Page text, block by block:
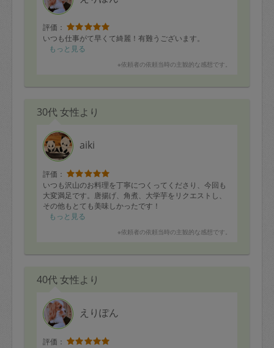
評価：
いつも仕事がて早くて綺麗！有難うございます。
もっと見る
※依頼者の依頼当時の主観的な感想です。
30代 女性より
aiki
評価：
いつも沢山のお料理を丁寧につくってくださり、今回も
大変満足です。唐揚げ、角煮、大学芋をリクエストし、
その他もとても美味しかったです！
もっと見る
※依頼者の依頼当時の主観的な感想です。
40代 女性より
えりぽん
評価：